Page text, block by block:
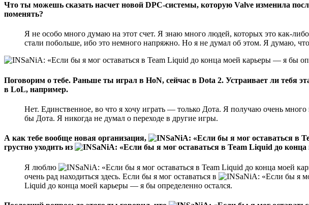
Что ты можешь сказать насчет новой DPC-системы, которую Valve изменила
поменять?
Я не особо много думаю на этот счет. Я знаю много людей, которых это как-
стали побольше, ибо это немного напряжно. Но я не думал об этом. Я думаю,
Поговорим о тебе. Раньше ты играл в HoN, сейчас в Dota 2. Устраивает ли тебя
в LoL, например.
Нет. Единственное, во что я хочу играть — только Дота. Я получаю очень
бы Дота. Я никогда не думал о переходе в другие игры.
А как тебе вообще новая организация,
грустно уходить из
Я люблю
очень рад находиться здесь. Если бы я мог оставаться в
Liquid до конца моей карьеры — я бы определенно остался.